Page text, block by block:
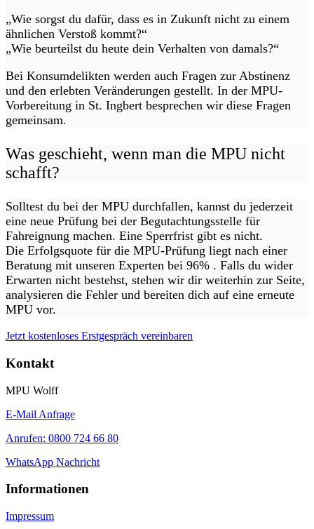
„Wie sorgst du dafür, dass es in Zukunft nicht zu einem
ähnlichen Verstoß kommt?“
„Wie beurteilst du heute dein Verhalten von damals?“
Bei Konsumdelikten werden auch Fragen zur Abstinenz
und den erlebten Veränderungen gestellt. In der MPU-
Vorbereitung in St. Ingbert besprechen wir diese Fragen
gemeinsam.
Was geschieht, wenn man die MPU nicht
schafft?
Solltest du bei der MPU durchfallen, kannst du jederzeit
eine neue Prüfung bei der Begutachtungsstelle für
Fahreignung machen. Eine Sperrfrist gibt es nicht.
Die Erfolgsquote für die MPU-Prüfung liegt nach einer
Beratung mit unseren Experten bei 96% . Falls du wider
Erwarten nicht bestehst, stehen wir dir weiterhin zur Seite,
analysieren die Fehler und bereiten dich auf eine erneute
MPU vor.
Jetzt kostenloses Erstgespräch vereinbaren
Kontakt
MPU Wolff
E-Mail Anfrage
Anrufen: 0800 724 66 80
WhatsApp Nachricht
Informationen
Impressum